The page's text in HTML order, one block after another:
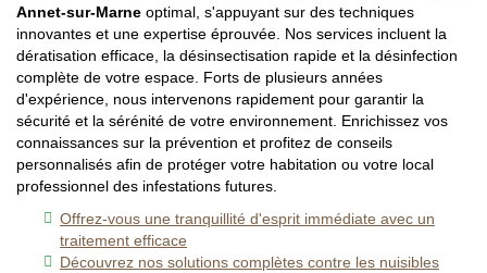
Annet-sur-Marne optimal, s'appuyant sur des techniques
innovantes et une expertise éprouvée. Nos services incluent la
dératisation efficace, la désinsectisation rapide et la désinfection
complète de votre espace. Forts de plusieurs années
d'expérience, nous intervenons rapidement pour garantir la
sécurité et la sérénité de votre environnement. Enrichissez vos
connaissances sur la prévention et profitez de conseils
personnalisés afin de protéger votre habitation ou votre local
professionnel des infestations futures.
Offrez-vous une tranquillité d'esprit immédiate avec un
traitement efficace
Découvrez nos solutions complètes contre les nuisibles